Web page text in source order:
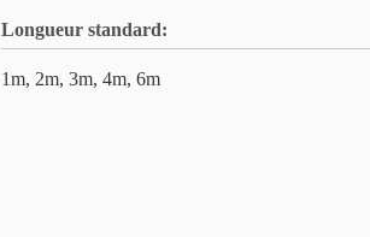
Longueur standard:
1m, 2m, 3m, 4m, 6m